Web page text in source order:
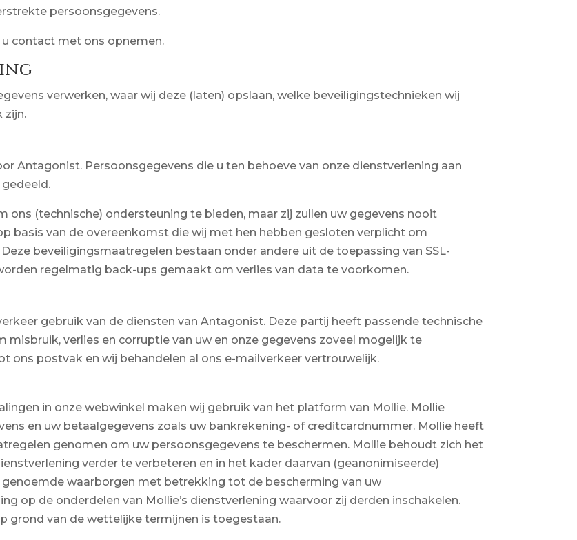
persoonsgegevens.
contact met ons opnemen.
verwerken, waar wij deze (laten) opslaan, welke beveiligingstechnieken wij
zijn.
Antagonist. Persoonsgegevens die u ten behoeve van onze dienstverlening aan
(technische) ondersteuning te bieden, maar zij zullen uw gegevens nooit
basis van de overeenkomst die wij met hen hebben gesloten verplicht om
beveiligingsmaatregelen bestaan onder andere uit de toepassing van SSL-
regelmatig back-ups gemaakt om verlies van data te voorkomen.
gebruik van de diensten van Antagonist. Deze partij heeft passende technische
verlies en corruptie van uw en onze gegevens zoveel mogelijk te
postvak en wij behandelen al ons e-mailverkeer vertrouwelijk.
in onze webwinkel maken wij gebruik van het platform van Mollie. Mollie
en uw betaalgegevens zoals uw bankrekening- of creditcardnummer. Mollie heeft
genomen om uw persoonsgegevens te beschermen. Mollie behoudt zich het
verder te verbeteren en in het kader daarvan (geanonimiseerde)
waarborgen met betrekking tot de bescherming van uw
op de onderdelen van Mollie’s dienstverlening waarvoor zij derden inschakelen.
grond van de wettelijke termijnen is toegestaan.